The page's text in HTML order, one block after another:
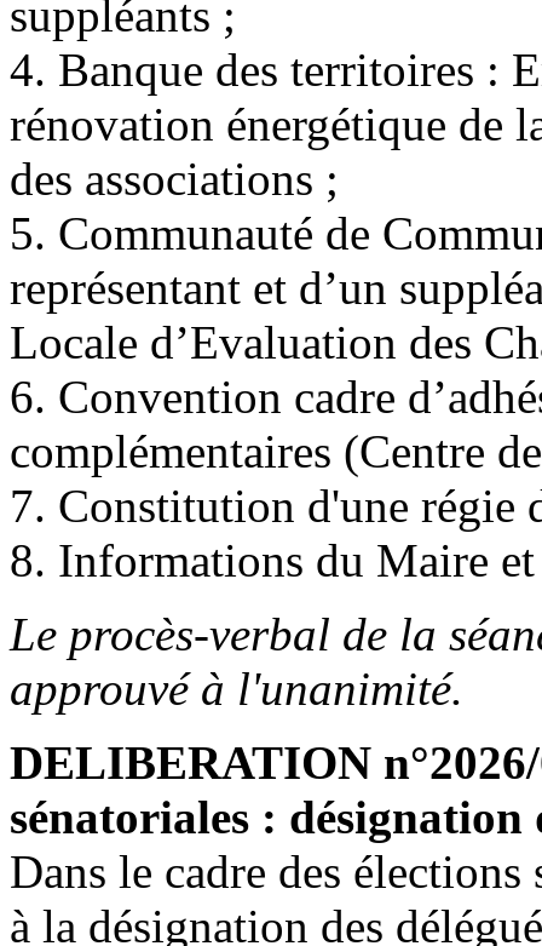
suppléants ;
4. Banque des territoires :
rénovation énergétique de
des associations ;
5. Communauté de
représentant et d’un
Locale d’Evaluation des
6. Convention cadre
complémentaires (Centre
7. Constitution d'une régie
8. Informations du Maire
Le procès-verbal de la
approuvé à l'unanimité.
DELIBERATION
sénatoriales : désignation
Dans le cadre des
à la désignation des